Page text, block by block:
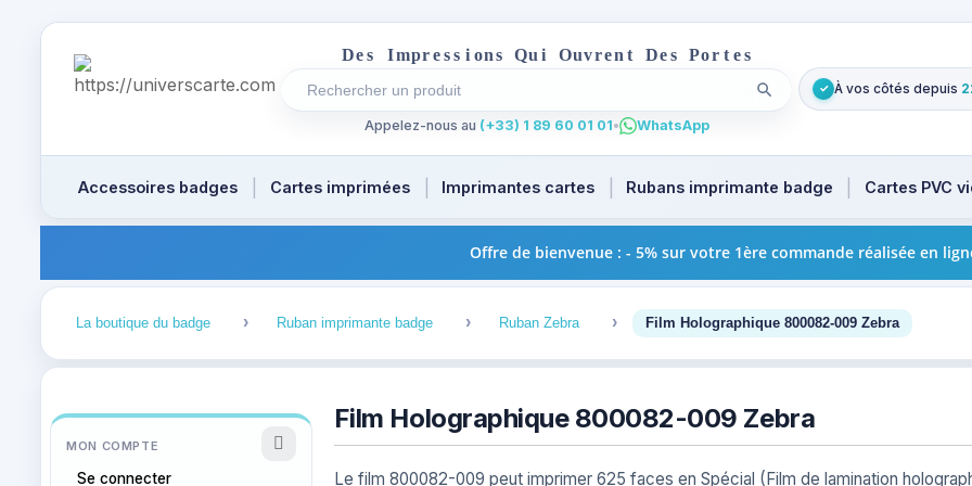
Des Impres s i ons Qu i Ouvren t Des Por t es
Rechercher un produit
Recherches récentes au focus. Tapez au moins 2 caractères pour les
Lancer la recherche
Appelez-nous au (+33) 1 89 60 01 01• WhatsApp
✓ À vos côtés depuis
Accessoires badges Cartes imprimées Imprimantes cartes Rubans imprimante badge Cartes PVC
Offre de bienvenue : - 5% sur votre 1ère commande réalisée en
La boutique du badge Ruban imprimante badge Ruban Zebra Film Holographique 800082-009 Zebra 4
MON COMPTE
Se connecter
Film Holographique 800082-009 Zebra
Le film 800082-009 peut imprimer 625 faces en Spécial (Film de lamination